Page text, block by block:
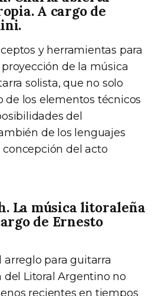
A cargo de
y herramientas para
de la música
solista, que no solo
de los elementos técnicos
del
de los lenguajes
del acto
h. La música litoraleña
de Ernesto
arreglo para guitarra
del Litoral Argentino no
recientes en tiempos